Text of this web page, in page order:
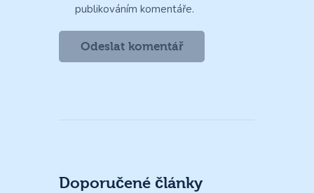
publikováním komentáře.
Doporučené články